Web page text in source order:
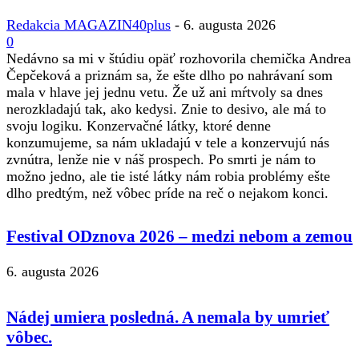
Redakcia MAGAZIN40plus - 6. augusta 2026
0
Nedávno sa mi v štúdiu opäť rozhovorila chemička Andrea
Čepčeková a priznám sa, že ešte dlho po nahrávaní som
mala v hlave jej jednu vetu. Že už ani mŕtvoly sa dnes
nerozkladajú tak, ako kedysi. Znie to desivo, ale má to
svoju logiku. Konzervačné látky, ktoré denne
konzumujeme, sa nám ukladajú v tele a konzervujú nás
zvnútra, lenže nie v náš prospech. Po smrti je nám to
možno jedno, ale tie isté látky nám robia problémy ešte
dlho predtým, než vôbec príde na reč o nejakom konci.
Festival ODznova 2026 – medzi nebom a zemou
6. augusta 2026
Nádej umiera posledná. A nemala by umrieť
vôbec.